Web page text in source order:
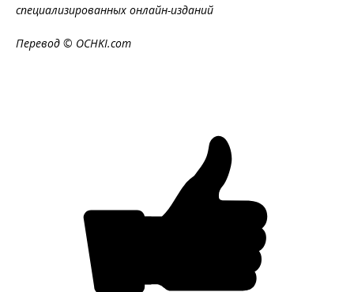
специализированных онлайн-изданий
Перевод © OCHKI.com